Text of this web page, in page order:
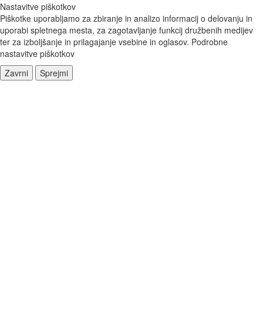
Nastavitve piškotkov
Piškotke uporabljamo za zbiranje in analizo informacij o delovanju in
uporabi spletnega mesta, za zagotavljanje funkcij družbenih medijev
ter za izboljšanje in prilagajanje vsebine in oglasov. Podrobne
nastavitve piškotkov
Zavrni
Sprejmi